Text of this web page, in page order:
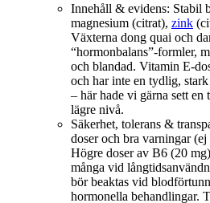
Innehåll & evidens: Stabil
magnesium (citrat), zink
Växterna dong quai och
“hormonbalans”-formler,
och blandad. Vitamin E-
och har inte en tydlig,
– här hade vi gärna sett
lägre nivå.
Säkerhet, tolerans &
doser och bra varningar
Högre doser av B6 (20
många vid
bör beaktas vid
hormonella behandlingar.